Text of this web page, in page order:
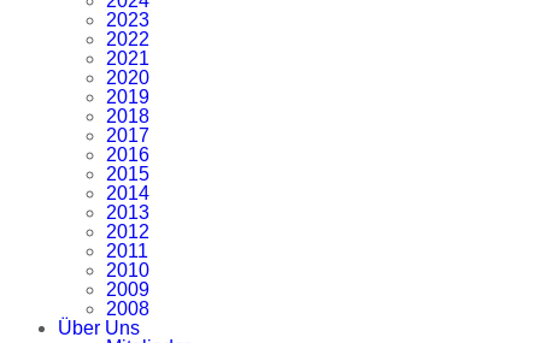
2023
2022
2021
2020
2019
2018
2017
2016
2015
2014
2013
2012
2011
2010
2009
2008
Über Uns